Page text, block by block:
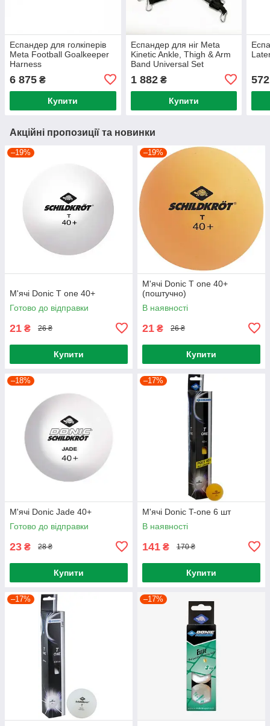
Еспандер для голкіперів
Meta Football Goalkeeper
Harness
6 875 ₴
Купити
Еспандер для ніг Meta
Kinetic Ankle, Thigh & Arm
Band Universal Set
1 882₴
Купити
572
Акційні пропозиції та новинки
–19%
М'ячі Donic T one 40+
Готово до відправки
21 ₴ 26 ₴
Купити
–19%
М'ячі Donic T one 40+
(поштучно)
В наявності
21 ₴ 26 ₴
Купити
–18%
М'ячі Donic Jade 40+
Готово до відправки
23 ₴ 28 ₴
Купити
–17%
М'ячі Donic T-one 6 шт
В наявності
141 ₴ 170 ₴
Купити
–17% –17%